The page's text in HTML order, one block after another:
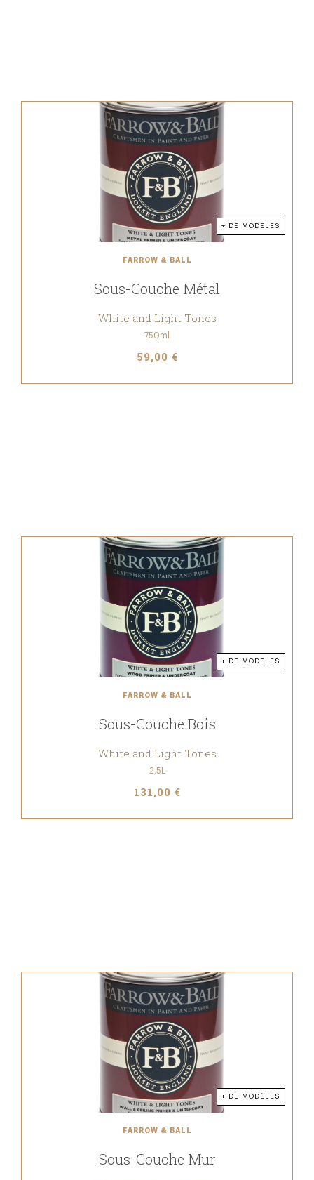
+ DE MODÈLES
FARROW & BALL
Sous-Couche Métal
White and Light Tones
750ml
59,00 €
+ DE MODÈLES
FARROW & BALL
Sous-Couche Bois
White and Light Tones
2,5L
131,00 €
+ DE MODÈLES
FARROW & BALL
Sous-Couche Mur